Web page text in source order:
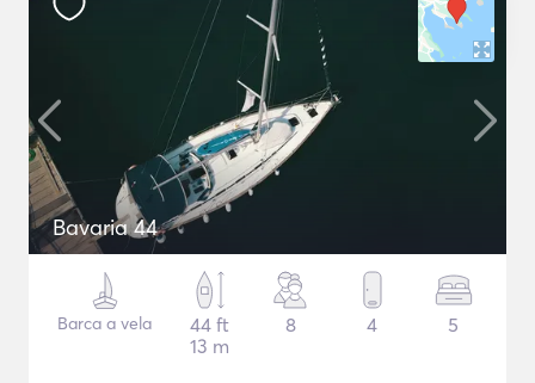
Bavaria 44
Barca a vela
44 ft
13 m
8 4 5